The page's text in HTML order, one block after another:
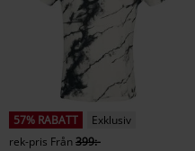
57% RABATT
Exklusiv
rek-pris Från399:-